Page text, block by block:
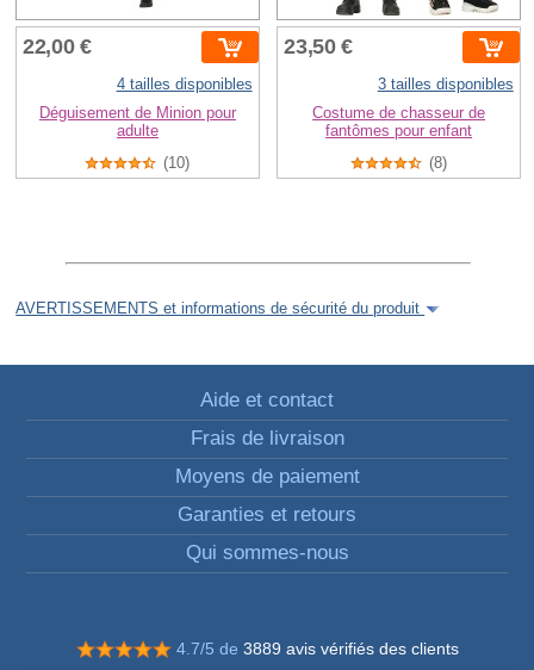
22,00 €
4 tailles disponibles
Déguisement de Minion pour
adulte
(10)
23,50 €
3 tailles disponibles
Costume de chasseur de
fantômes pour enfant
(8)
AVERTISSEMENTS et informations de sécurité du produit
Aide et contact
Frais de livraison
Moyens de paiement
Garanties et retours
Qui sommes-nous
4.7/5 de 3889 avis vérifiés des clients